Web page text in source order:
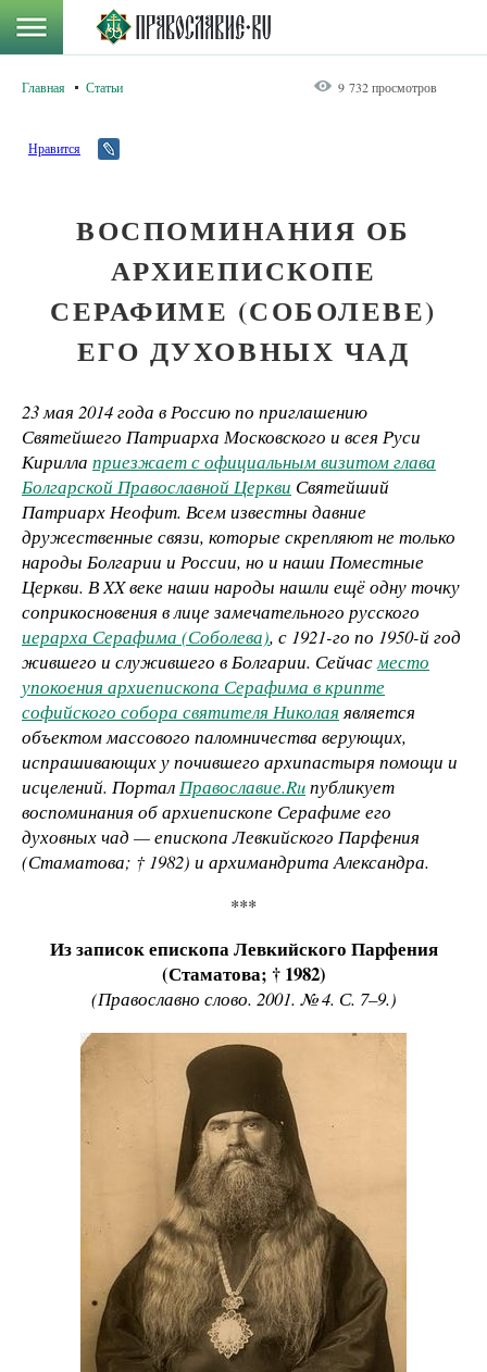
Главная Статьи 9 732 просмотров
Нравится
ВОСПОМИНАНИЯ ОБ
АРХИЕПИСКОПЕ
СЕРАФИМЕ (СОБОЛЕВЕ)
ЕГО ДУХОВНЫХ ЧАД
23 мая 2014 года в Россию по приглашению
Святейшего Патриарха Московского и всея Руси
Кирилла приезжает с официальным визитом глава
Болгарской Православной Церкви Святейший
Патриарх Неофит. Всем известны давние
дружественные связи, которые скрепляют не только
народы Болгарии и России, но и наши Поместные
Церкви. В XX веке наши народы нашли ещё одну точку
соприкосновения в лице замечательного русского
иерарха Серафима (Соболева), с 1921-го по 1950-й год
жившего и служившего в Болгарии. Сейчасместо
упокоения архиепископа Серафима в крипте
софийского собора святителя Николаяявляется
объектом массового паломничества верующих,
испрашивающих у почившего архипастыря помощи и
исцелений. ПорталПравославие.Ruпубликует
воспоминания об архиепископе Серафиме его
духовных чад — епископа Левкийского Парфения
(Стаматова; † 1982) и архимандрита Александра.
***
Из записок епископа Левкийского Парфения
(Стаматова; † 1982)
(Православно слово. 2001. № 4. С. 7–9.)